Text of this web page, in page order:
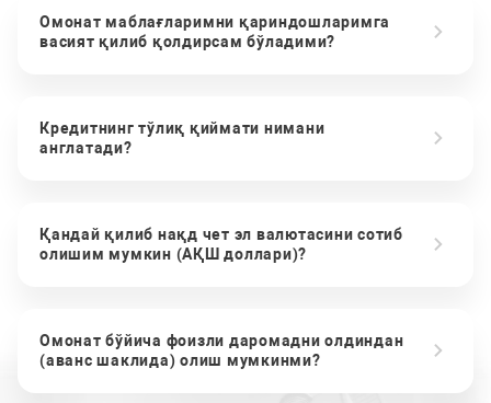
Омонат маблағларимни қариндошларимга
васият қилиб қолдирсам бўладими?
Кредитнинг тўлиқ қиймати нимани
англатади?
Қандай қилиб нақд чет эл валютасини сотиб
олишим мумкин (АҚШ доллари)?
Омонат бўйича фоизли даромадни олдиндан
(аванс шаклида) олиш мумкинми?